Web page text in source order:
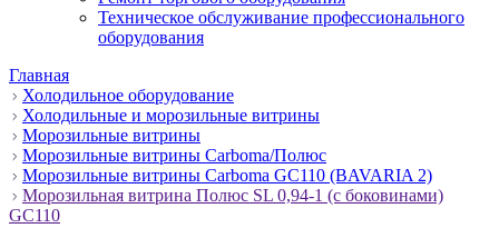
Техническое обслуживание профессионального
оборудования
Главная
Холодильное оборудование
Холодильные и морозильные витрины
Морозильные витрины
Морозильные витрины Carboma/Полюс
Морозильные витрины Carboma GC110 (BAVARIA 2)
Морозильная витрина Полюс SL 0,94-1 (с боковинами)
GC110